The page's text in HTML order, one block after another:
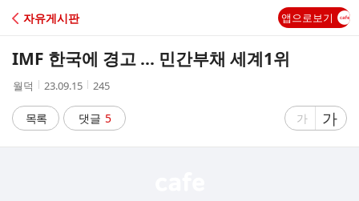
C
A
자유게시판 앱으로보기
IMF 한국에 경고 ... 민간부채 세계1위
작
자
월덕
작
시
간
23.09.15
조
수
245
목록 댓글 5
글
가
글
자
가